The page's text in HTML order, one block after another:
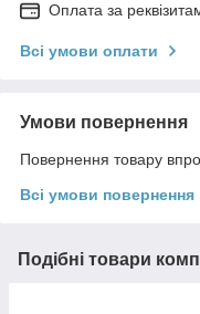
Оплата за
Всі умови оплати
Умови повернення
Повернення товару
Всі умови повернення
Подібні товари